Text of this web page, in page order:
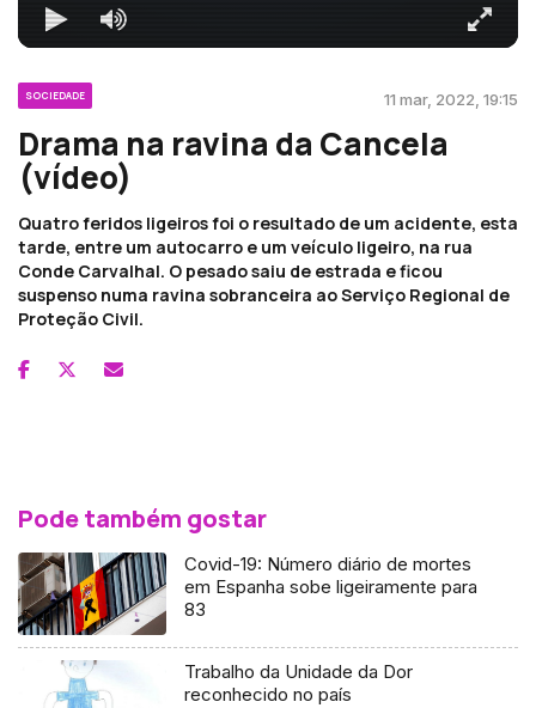
SOCIEDADE 11 mar, 2022, 19:15
Drama na ravina da Cancela
(vídeo)
Quatro feridos ligeiros foi o resultado de um acidente, esta
tarde, entre um autocarro e um veículo ligeiro, na rua
Conde Carvalhal. O pesado saiu de estrada e ficou
suspenso numa ravina sobranceira ao Serviço Regional de
Proteção Civil.
Pode também gostar
Covid-19: Número diário de mortes
em Espanha sobe ligeiramente para
83
Trabalho da Unidade da Dor
reconhecido no país